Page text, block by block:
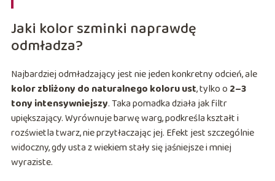
Jaki kolor szminki naprawdę
odmładza?
Najbardziej odmładzający jest nie jeden konkretny odcień, ale
kolor zbliżony do naturalnego koloru ust, tylko o 2–3
tony intensywniejszy. Taka pomadka działa jak filtr
upiększający. Wyrównuje barwę warg, podkreśla kształt i
rozświetla twarz, nie przytłaczając jej. Efekt jest szczególnie
widoczny, gdy usta z wiekiem stały się jaśniejsze i mniej
wyraziste.